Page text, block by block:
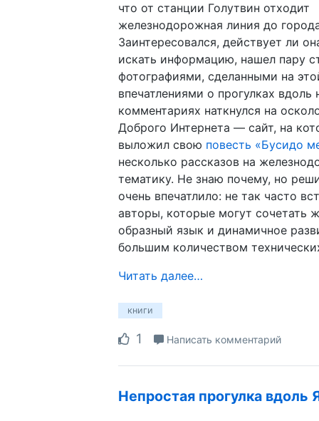
что от станции Голутвин отходит
железнодорожная линия до
Заинтересовался, действует ли
искать информацию, нашел пару
фотографиями, сделанными на
впечатлениями о прогулках вдоль
комментариях наткнулся на
Доброго Интернета — сайт, на
выложил свою повесть «Бусидо
несколько рассказов на
тематику. Не знаю почему, но
очень впечатлило: не так часто
авторы, которые могут сочетать
образный язык и динамичное
большим количеством
Читать далее…
книги
1 Написать комментарий
Непростая прогулка вдоль